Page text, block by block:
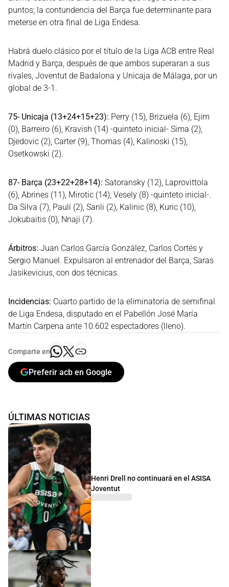
puntos; la contundencia del Barça fue determinante para
meterse en otra final de Liga Endesa.
Habrá duelo clásico por el título de la Liga ACB entre Real
Madrid y Barça, después de que ambos superaran a sus
rivales, Joventut de Badalona y Unicaja de Málaga, por un
global de 3-1.
75- Unicaja (13+24+15+23): Perry (15), Brizuela (6), Ejim
(0), Barreiro (6), Kravish (14) -quinteto inicial- Sima (2),
Djedovic (2), Carter (9), Thomas (4), Kalinoski (15),
Osetkowski (2).
87- Barça (23+22+28+14): Satoransky (12), Laprovittola
(6), Abrines (11), Mirotic (14), Vesely (8) -quinteto inicial-.
Da Silva (7), Paulí (2), Sanli (2), Kalinic (8), Kuric (10),
Jokubaitis (0), Nnaji (7).
Árbitros: Juan Carlos García González, Carlos Cortés y
Sergio Manuel. Expulsaron al entrenador del Barça, Saras
Jasikevicius, con dos técnicas.
Incidencias: Cuarto partido de la eliminatoria de semifinal
de Liga Endesa, disputado en el Pabellón José María
Martín Carpena ante 10.602 espectadores (lleno).
Comparte en
Preferir acb en Google
ÚLTIMAS NOTICIAS
Henri Drell no continuará en el ASISA
Joventut